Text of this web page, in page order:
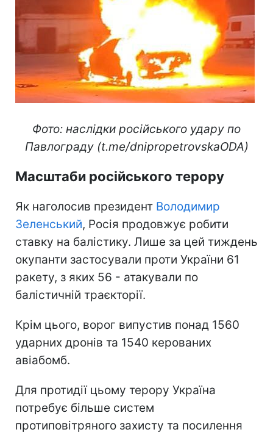
Фото: наслідки російського удару по
Павлограду (t.me/dnipropetrovskaODA)
Масштаби російського терору
Як наголосив президент Володимир
Зеленський, Росія продовжує робити
ставку на балістику. Лише за цей тиждень
окупанти застосували проти України 61
ракету, з яких 56 - атакували по
балістичній траєкторії.
Крім цього, ворог випустив понад 1560
ударних дронів та 1540 керованих
авіабомб.
Для протидії цьому терору Україна
потребує більше систем
протиповітряного захисту та посилення